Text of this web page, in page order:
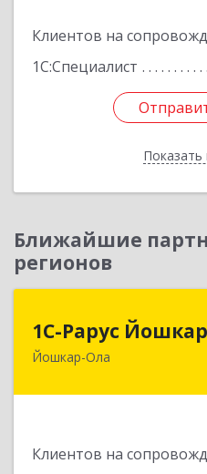
Клиентов на
1С:Специалист
Показать
Ближайшие
регионов
1С-Рарус
Йошкар-Ола
Клиентов на
424004, Марий Эл